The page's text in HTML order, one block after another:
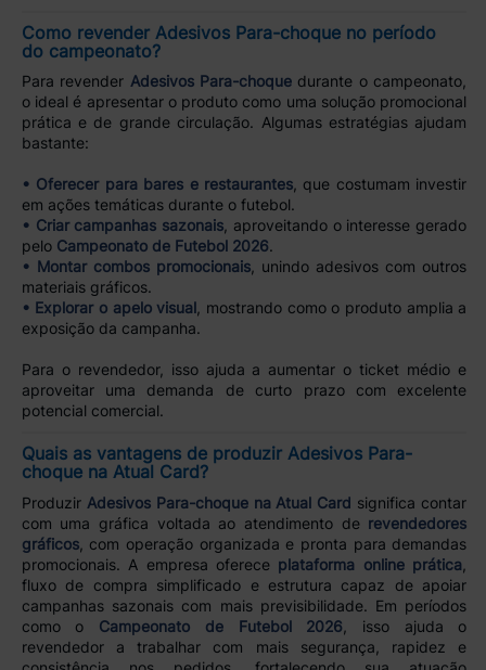
Como revender Adesivos Para-choque no período
do campeonato?
Para revender Adesivos Para-choque durante o campeonato,
o ideal é apresentar o produto como uma solução promocional
prática e de grande circulação. Algumas estratégias ajudam
bastante:
• Oferecer para bares e restaurantes, que costumam investir
em ações temáticas durante o futebol.
• Criar campanhas sazonais, aproveitando o interesse gerado
pelo Campeonato de Futebol 2026.
• Montar combos promocionais, unindo adesivos com outros
materiais gráficos.
• Explorar o apelo visual , mostrando como o produto amplia a
exposição da campanha.
Para o revendedor, isso ajuda a aumentar o ticket médio e
aproveitar uma demanda de curto prazo com excelente
potencial comercial.
Quais as vantagens de produzir Adesivos Para-
choque na Atual Card?
Produzir Adesivos Para-choque na Atual Card significa contar
com uma gráfica voltada ao atendimento de revendedores
gráficos, com operação organizada e pronta para demandas
promocionais. A empresa oferece plataforma online prática
fluxo de compra simplificado e estrutura capaz de apoiar
campanhas sazonais com mais previsibilidade. Em períodos
como o Campeonato de Futebol 2026 , isso ajuda o
revendedor a trabalhar com mais segurança, rapidez e